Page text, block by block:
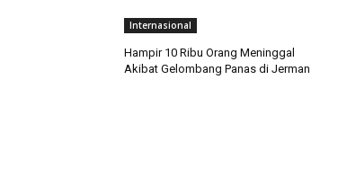
Internasional
Hampir 10 Ribu Orang Meninggal
Akibat Gelombang Panas di Jerman